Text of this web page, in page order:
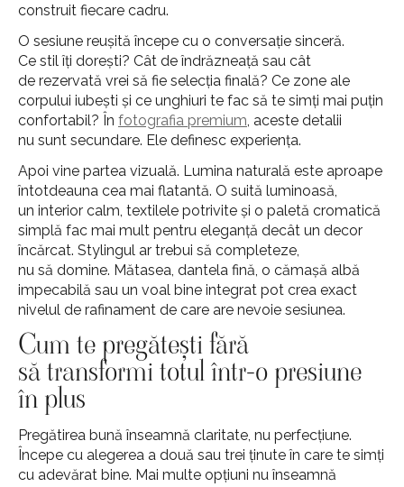
construit fiecare cadru.
O sesiune reușită începe cu o conversație sinceră.
Ce stil îți dorești? Cât de îndrăzneață sau cât
de rezervată vrei să fie selecția finală? Ce zone ale
corpului iubești și ce unghiuri te fac să te simți mai puțin
confortabil? În fotografia premium , aceste detalii
nu sunt secundare. Ele definesc experiența.
Apoi vine partea vizuală. Lumina naturală este aproape
întotdeauna cea mai flatantă. O suită luminoasă,
un interior calm, textilele potrivite și o paletă cromatică
simplă fac mai mult pentru eleganță decât un decor
încărcat. Stylingul ar trebui să completeze,
nu să domine. Mătasea, dantela fină, o cămașă albă
impecabilă sau un voal bine integrat pot crea exact
nivelul de rafinament de care are nevoie sesiunea.
Cum te pregătești fără
să transformi totul într-o presiune
în plus
Pregătirea bună înseamnă claritate, nu perfecțiune.
Începe cu alegerea a două sau trei ținute în care te simți
cu adevărat bine. Mai multe opțiuni nu înseamnă